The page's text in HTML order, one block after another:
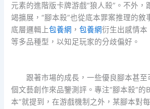
元素的進階版卡牌游戲“狼人殺”。不外，
竭擴展，“腳本殺”也從底本罪案推理的敘
底層邏輯上包養網 ，包養網衍生出感情本
等多品種型，以知足玩家的分歧偏好。
跟著市場的成長，一些優良腳本甚至
個文藝創作來品鑒測評。專注“腳本殺”的
本”就提到，在游戲機制之外，某腳本對